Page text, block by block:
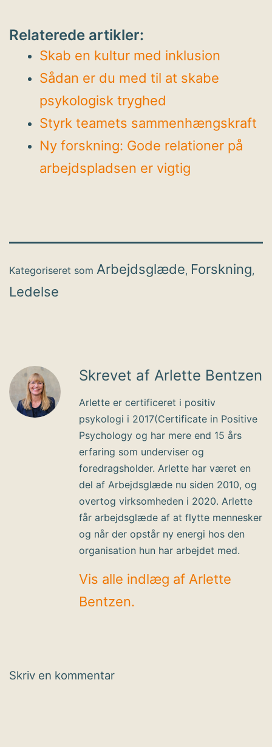
Relaterede artikler:
Skab en kultur med inklusion
Sådan er du med til at skabe
psykologisk tryghed
Styrk teamets sammenhængskraft
Ny forskning: Gode relationer på
arbejdspladsen er vigtig
Kategoriseret som Arbejdsglæde, Forskning,
Ledelse
Skrevet af Arlette Bentzen
Arlette er certificeret i positiv
psykologi i 2017(Certificate in Positive
Psychology og har mere end 15 års
erfaring som underviser og
foredragsholder. Arlette har været en
del af Arbejdsglæde nu siden 2010, og
overtog virksomheden i 2020. Arlette
får arbejdsglæde af at flytte mennesker
og når der opstår ny energi hos den
organisation hun har arbejdet med.
Vis alle indlæg af Arlette
Bentzen.
Skriv en kommentar